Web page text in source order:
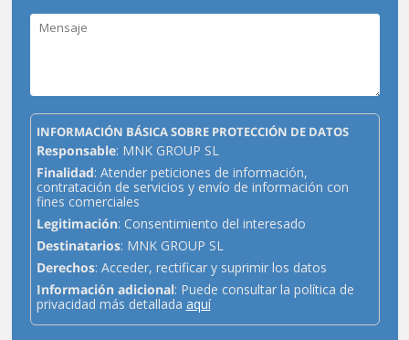
INFORMACIÓN BÁSICA SOBRE PROTECCIÓN DE DATOS
Responsable: MNK GROUP SL
Finalidad: Atender peticiones de información,
contratación de servicios y envío de información con
fines comerciales
Legitimación: Consentimiento del interesado
Destinatarios: MNK GROUP SL
Derechos: Acceder, rectificar y suprimir los datos
Información adicional: Puede consultar la política de
privacidad más detallada aquí